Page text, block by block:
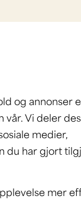
og annonser
vår. Vi deler
medier,
du har gjort
mer